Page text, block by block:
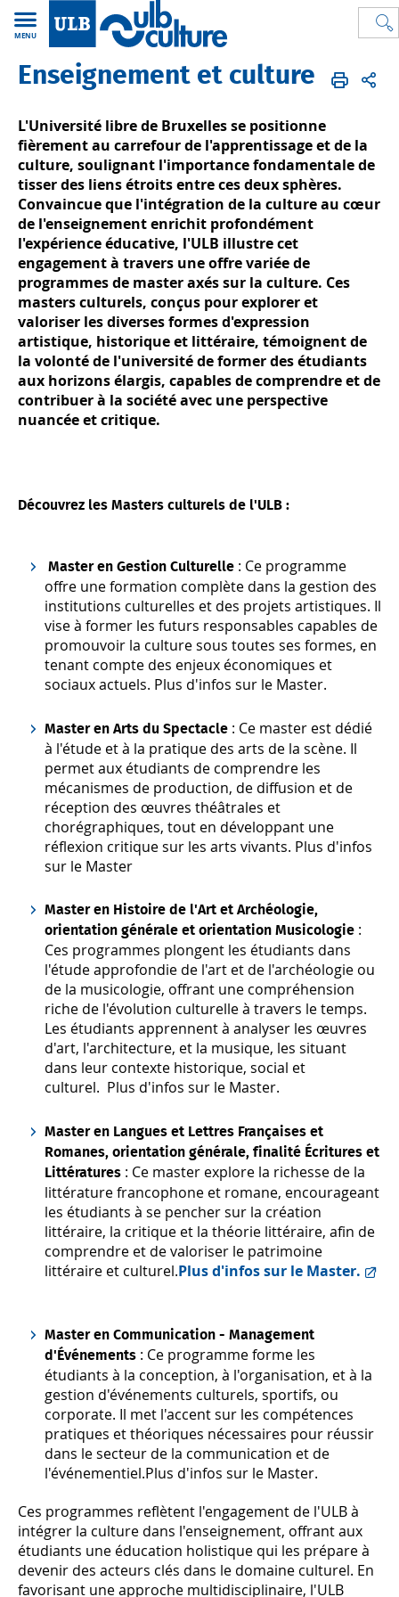
MENU
ULB Culture FR Initiatives culturelles Enseignement et culture
Enseignement et culture
L'Université libre de Bruxelles se positionne
fièrement au carrefour de l'apprentissage et de la
culture, soulignant l'importance fondamentale de
tisser des liens étroits entre ces deux sphères.
Convaincue que l'intégration de la culture au cœur
de l'enseignement enrichit profondément
l'expérience éducative, l'ULB illustre cet
engagement à travers une offre variée de
programmes de master axés sur la culture. Ces
masters culturels, conçus pour explorer et
valoriser les diverses formes d'expression
artistique, historique et littéraire, témoignent de
la volonté de l'université de former des étudiants
aux horizons élargis, capables de comprendre et de
contribuer à la société avec une perspective
nuancée et critique.
Découvrez les Masters culturels de l'ULB :
Master en Gestion Culturelle : Ce programme
offre une formation complète dans la gestion des
institutions culturelles et des projets artistiques. Il
vise à former les futurs responsables capables de
promouvoir la culture sous toutes ses formes, en
tenant compte des enjeux économiques et
sociaux actuels. Plus d'infos sur le Master.
Master en Arts du Spectacle : Ce master est dédié
à l'étude et à la pratique des arts de la scène. Il
permet aux étudiants de comprendre les
mécanismes de production, de diffusion et de
réception des œuvres théâtrales et
chorégraphiques, tout en développant une
réflexion critique sur les arts vivants. Plus d'infos
sur le Master
Master en Histoire de l'Art et Archéologie,
orientation générale et orientation Musicologie :
Ces programmes plongent les étudiants dans
l'étude approfondie de l'art et de l'archéologie ou
de la musicologie, offrant une compréhension
riche de l'évolution culturelle à travers le temps.
Les étudiants apprennent à analyser les œuvres
d'art, l'architecture, et la musique, les situant
dans leur contexte historique, social et
culturel. Plus d'infos sur le Master.
Master en Langues et Lettres Françaises et
Romanes, orientation générale, finalité Écritures et
Littératures : Ce master explore la richesse de la
littérature francophone et romane, encourageant
les étudiants à se pencher sur la création
littéraire, la critique et la théorie littéraire, afin de
comprendre et de valoriser le patrimoine
littéraire et culturel.Plus d'infos sur le Master.
Master en Communication - Management
d'Événements : Ce programme forme les
étudiants à la conception, à l'organisation, et à la
gestion d'événements culturels, sportifs, ou
corporate. Il met l'accent sur les compétences
pratiques et théoriques nécessaires pour réussir
dans le secteur de la communication et de
l'événementiel.Plus d'infos sur le Master.
Ces programmes reflètent l'engagement de l'ULB à
intégrer la culture dans l'enseignement, offrant aux
étudiants une éducation holistique qui les prépare à
devenir des acteurs clés dans le domaine culturel. En
favorisant une approche multidisciplinaire, l'ULB